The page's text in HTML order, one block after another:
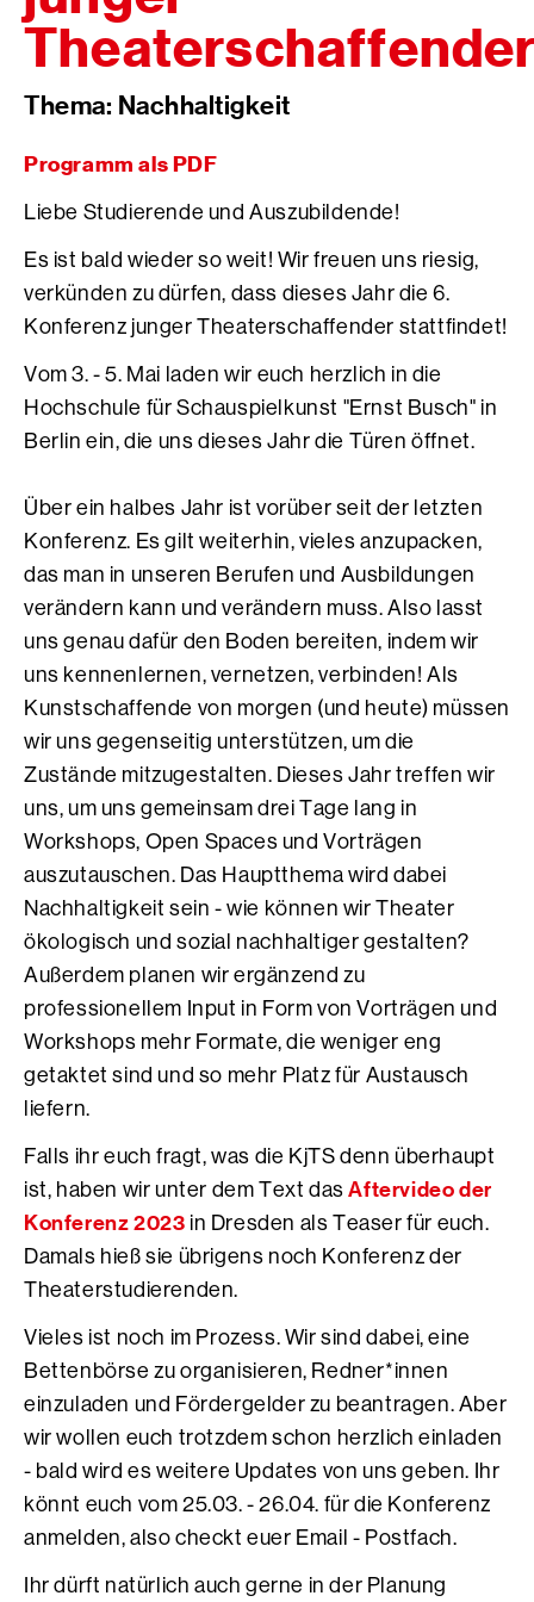
Thema: Nachhaltigkeit
Programm als PDF
Liebe Studierende und Auszubildende!
Es ist bald wieder so weit! Wir freuen uns riesig,
verkünden zu dürfen, dass dieses Jahr die 6.
Konferenz junger Theaterschaffender stattfindet!
Vom 3. - 5. Mai laden wir euch herzlich in die
Hochschule für Schauspielkunst "Ernst Busch" in
Berlin ein, die uns dieses Jahr die Türen öffnet.
Über ein halbes Jahr ist vorüber seit der letzten
Konferenz. Es gilt weiterhin, vieles anzupacken,
das man in unseren Berufen und Ausbildungen
verändern kann und verändern muss. Also lasst
uns genau dafür den Boden bereiten, indem wir
uns kennenlernen, vernetzen, verbinden! Als
Kunstschaffende von morgen (und heute) müssen
wir uns gegenseitig unterstützen, um die
Zustände mitzugestalten. Dieses Jahr treffen wir
uns, um uns gemeinsam drei Tage lang in
Workshops, Open Spaces und Vorträgen
auszutauschen. Das Hauptthema wird dabei
Nachhaltigkeit sein - wie können wir Theater
ökologisch und sozial nachhaltiger gestalten?
Außerdem planen wir ergänzend zu
professionellem Input in Form von Vorträgen und
Workshops mehr Formate, die weniger eng
getaktet sind und so mehr Platz für Austausch
liefern.
Falls ihr euch fragt, was die KjTS denn überhaupt
ist, haben wir unter dem Text dasAftervideo der
Konferenz 2023 in Dresden als Teaser für euch.
Damals hieß sie übrigens noch Konferenz der
Theaterstudierenden.
Vieles ist noch im Prozess. Wir sind dabei, eine
Bettenbörse zu organisieren, Redner*innen
einzuladen und Fördergelder zu beantragen. Aber
wir wollen euch trotzdem schon herzlich einladen
- bald wird es weitere Updates von uns geben. Ihr
könnt euch vom 25.03. - 26.04. für die Konferenz
anmelden, also checkt euer Email - Postfach.
Ihr dürft natürlich auch gerne in der Planung